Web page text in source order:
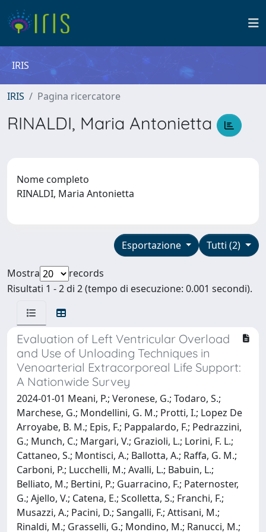
IRIS
IRIS Pagina ricercatore
RINALDI, Maria Antonietta
Nome completo
RINALDI, Maria Antonietta
Tutti (2)
Esportazione
Mostra
records
Risultati 1 - 2 di 2 (tempo di esecuzione: 0.001 secondi).
Evaluation of Left Ventricular Overload
and Use of Unloading Techniques in
Venoarterial Extracorporeal Life Support:
A Nationwide Survey
2024-01-01 Meani, P.; Veronese, G.; Todaro, S.;
Marchese, G.; Mondellini, G. M.; Protti, I.; Lopez De
Arroyabe, B. M.; Epis, F.; Pappalardo, F.; Pedrazzini,
G.; Munch, C.; Margari, V.; Grazioli, L.; Lorini, F. L.;
Cattaneo, S.; Montisci, A.; Ballotta, A.; Raffa, G. M.;
Carboni, P.; Lucchelli, M.; Avalli, L.; Babuin, L.;
Belliato, M.; Bertini, P.; Guarracino, F.; Paternoster,
G.; Ajello, V.; Catena, E.; Scolletta, S.; Franchi, F.;
Musazzi, A.; Pacini, D.; Sangalli, F.; Attisani, M.;
Rinaldi, M.; Grasselli, G.; Mondino, M.; Ranucci, M.;